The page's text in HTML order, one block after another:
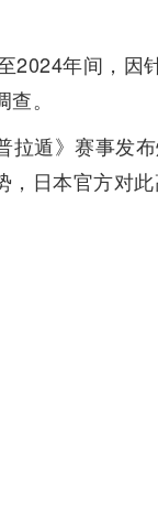
2024年间，因
。
遁》赛事发布
日本官方对